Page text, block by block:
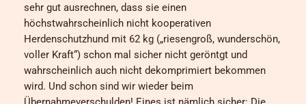
sehr gut ausrechnen, dass sie einen
höchstwahrscheinlich nicht kooperativen
Herdenschutzhund mit 62 kg („riesengroß, wunderschön,
voller Kraft“) schon mal sicher nicht geröntgt und
wahrscheinlich auch nicht dekomprimiert bekommen
wird. Und schon sind wir wieder beim